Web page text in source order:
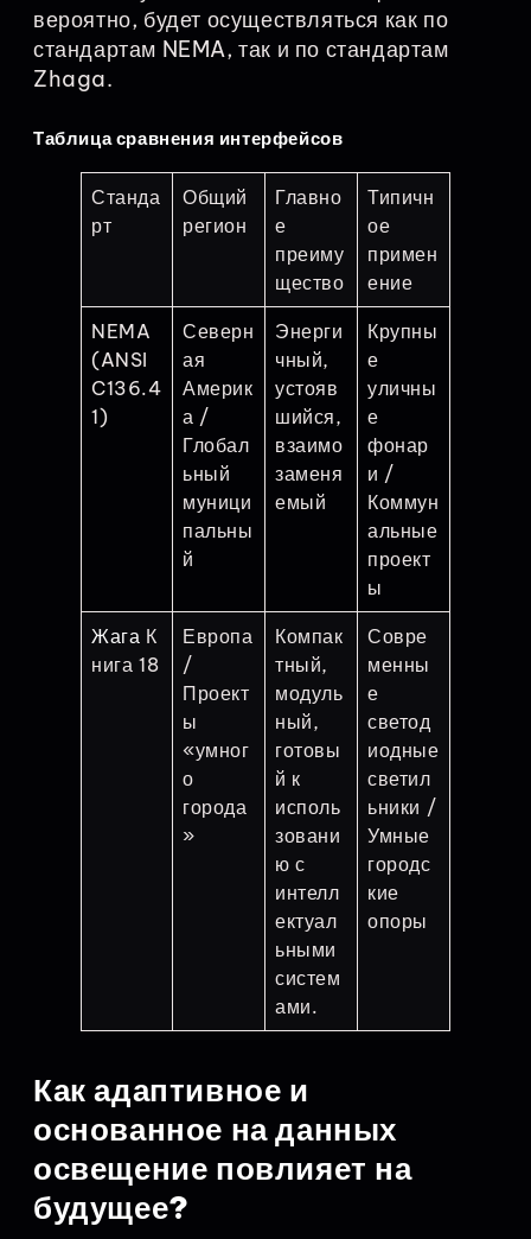
вероятно, будет осуществляться как по
стандартам NEMA, так и по стандартам
Zhaga.
Таблица сравнения интерфейсов
Станда
рт
Общий
регион
Главно
е
преиму
щество
Типичн
ое
примен
ение
NEMA
(ANSI
C136.4
1)
Северн
ая
Америк
а /
Глобал
ьный
муници
пальны
й
Энерги
чный,
устояв
шийся,
взаимо
заменя
емый
Крупны
е
уличны
е
фонар
и /
Коммун
альные
проект
ы
Жага К
нига 18
Европа
/
Проект
ы
«умног
о
города
»
Компак
тный,
модуль
ный,
готовы
й к
исполь
зовани
ю с
интелл
ектуал
ьными
систем
ами.
Совре
менны
е
светод
иодные
светил
ьники /
Умные
городс
кие
опоры
Как адаптивное и
основанное на данных
освещение повлияет на
будущее?